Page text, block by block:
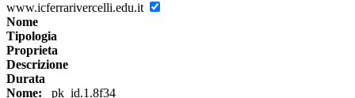
www.icferrarivercelli.edu.it
Nome
Tipologia
Proprieta
Descrizione
Durata
Nome: _pk_id.1.8f34